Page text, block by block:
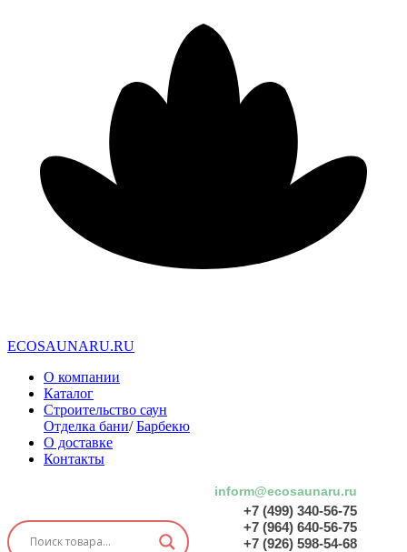
ECOSAUNARU.RU
О компании
Каталог
Строительство саун
Отделка бани/Барбекю
О доставке
Контакты
inform@ecosaunaru.ru
+7 (499) 340-56-75
+7 (964) 640-56-75
+7 (926) 598-54-68